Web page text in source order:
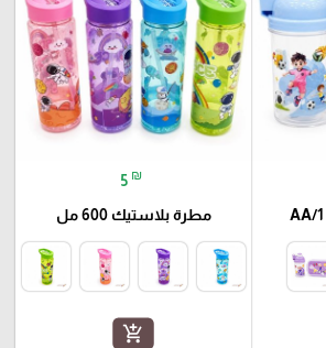
5 ₪
مطرة بلاستيك 600 مل
add_shopping_cart